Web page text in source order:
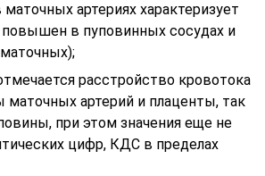
артериях характеризует
в пуповинных сосудах и
расстройство кровотока
маточных артерий и плаценты, так
при этом значения еще не
цифр, КДС в пределах